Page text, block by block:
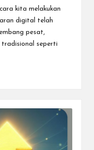
kita melakukan
digital telah
pesat,
seperti